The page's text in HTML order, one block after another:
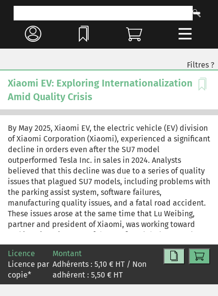
Filtres ?
Xiaomi EV: Exploring Internationalization
Amid Quality Crisis
By May 2025, Xiaomi EV, the electric vehicle (EV) division
of Xiaomi Corporation (Xiaomi), experienced a significant
decline in orders even after the SU7 model
outperformed Tesla Inc. in sales in 2024. Analysts
believed that this decline was due to a series of quality
issues that plagued SU7 models, including problems with
the parking assist system, software failures,
manufacturing quality issues, and a fatal road accident.
These issues arose at the same time that Lu Weibing,
partner and president of Xiaomi, was working toward
making Xiaomi EV one of the top five global automakers
and contemplating a phased expansion into
international markets beginning in 2027. Should Lu
reconsider his decision to enter developed international
markets late, or should he first focus on the domestic
Licence
Licence par
copie*
Montant
Adhérents : 5,10 € HT / Non
adhérent : 5,50 € HT